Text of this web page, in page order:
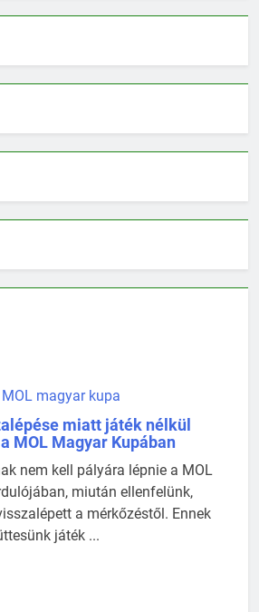
MOL magyar kupa
miatt játék nélkül
MOL Magyar Kupában
nem kell pályára lépnie a MOL
miután ellenfelünk,
a mérkőzéstől. Ennek
játék ...